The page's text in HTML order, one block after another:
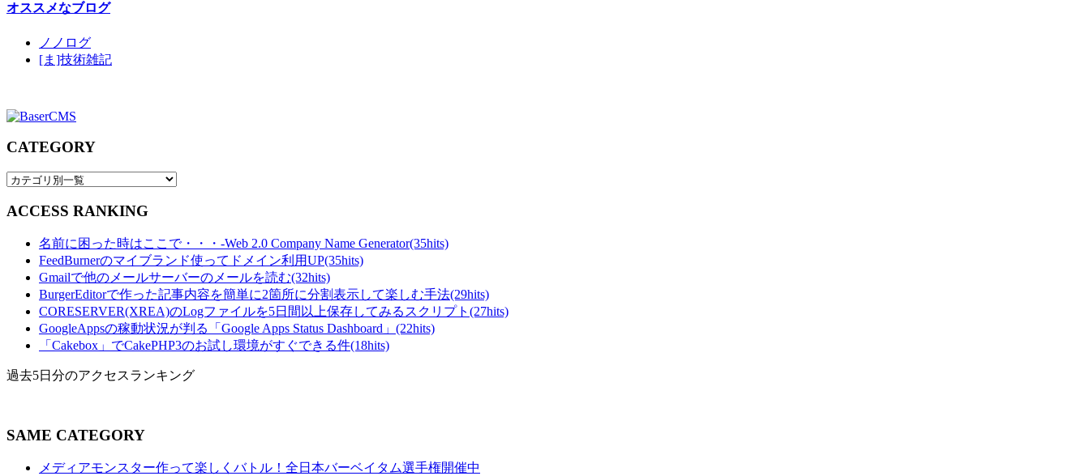
オススメなブログ
ノノログ
[ま]技術雑記
CATEGORY
ACCESS RANKING
名前に困った時はここで・・・-Web 2.0 Company Name Generator(35hits)
FeedBurnerのマイブランド使ってドメイン利用UP(35hits)
Gmailで他のメールサーバーのメールを読む(32hits)
BurgerEditorで作った記事内容を簡単に2箇所に分割表示して楽しむ手法(29hits)
CORESERVER(XREA)のLogファイルを5日間以上保存してみるスクリプト(27hits)
GoogleAppsの稼動状況が判る「Google Apps Status Dashboard」(22hits)
「Cakebox」でCakePHP3のお試し環境がすぐできる件(18hits)
過去5日分のアクセスランキング
SAME CATEGORY
メディアモンスター作って楽しくバトル！全日本バーベイタム選手権開催中